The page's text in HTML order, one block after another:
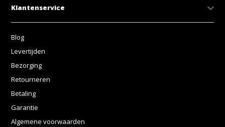
Klantenservice
Blog
Levertijden
Bezorging
Retourneren
Betaling
Garantie
Algemene voorwaarden